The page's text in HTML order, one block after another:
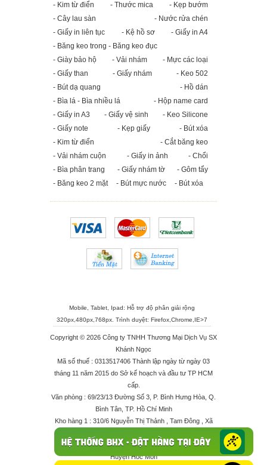
- Kim từ điển
- Thước mica
- Kẹp bướm
- Cây lau sàn
- Nước rửa chén
- Giấy in liên tục
- Kệ hồ sơ
- Giấy in A4
- Băng keo trong - Băng keo đục
- Giày bảo hộ
- Vải nhám
- Mực các loại
- Giấy than
- Giấy nhám
- Keo 502
- Bút dạ quang
- Hồ dán
- Bìa lá - Bìa nhiều lá
- Hộp name card
- Giấy in A3
- Giấy vệ sinh
- Keo Silicone
- Giấy note
- Kẹp giấy
- Bút xóa
- Kim từ điển
- Cắt băng keo
- Vải nhám cuộn
- Giấy in ảnh
- Chổi
- Bìa phân trang
- Giấy nhám tờ
- Gôm tẩy
- Băng keo 2 mặt
- Bút mực nước - Bút xóa
Mobile, Tablet, Ipad: Hỗ trợ độ phân giải rộng
320px,480px,768px. Trình duyệt: Firefox Chrome IE>7
Copyright © 2026 Công ty TNHH Thương Mại Dịch Vụ SX
Khánh Ngọc
Mã số thuế : 0313517406 Thành lập ngày từ ngày 03
tháng 11 năm 2015 do Sở kế hoạch và đầu tư TP HCM
cấp.
Văn phòng : 69/23/13 Đường Số 3, P. Bình Hưng Hòa, Q.
Bình Tân, TP. Hồ Chí Minh
Kho hàng 1 : 310/6 Nguyễn Thị Thảnh , Tam Đông , Xã
Kho hàng 2 : 68/2X Ấp Đông 1 , Xã Thới Tam Thôn ,
Huyện Hóc Môn